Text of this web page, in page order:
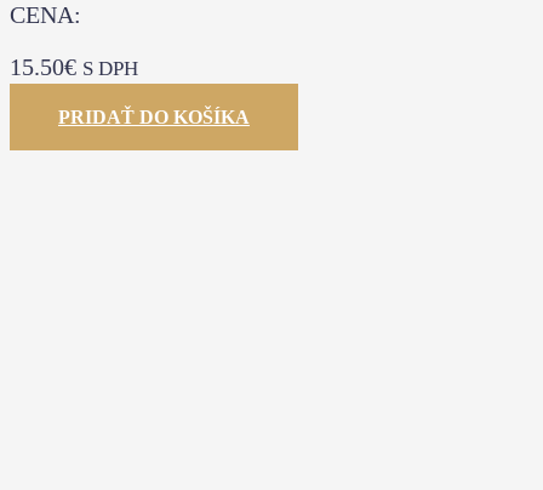
CENA:
15.50€ S DPH
PRIDAŤ DO KOŠÍKA